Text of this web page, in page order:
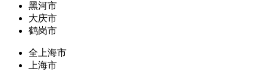
黑河市
大庆市
鹤岗市
全上海市
上海市